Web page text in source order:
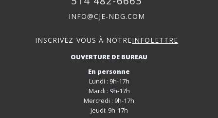
INFO@CJE-NDG.COM
INSCRIVEZ-VOUS À NOTREINFOLETTRE
OUVERTURE DE BUREAU
En personne
Lundi : 9h-17h
Mardi : 9h-17h
Mercredi : 9h-17h
Jeudi: 9h-17h